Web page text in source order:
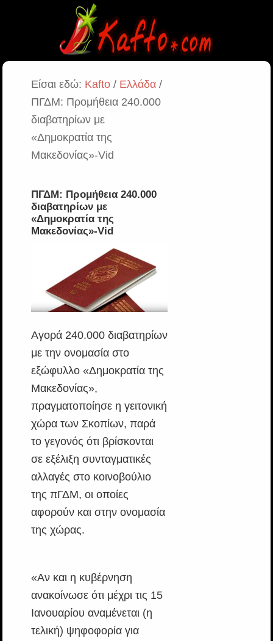
Είσαι εδώ: Kafto/ Ελλάδα/
ΠΓΔΜ: Προμήθεια 240.000
διαβατηρίων με
«Δημοκρατία της
Μακεδονίας»-Vid
ΠΓΔΜ: Προμήθεια 240.000
διαβατηρίων με
«Δημοκρατία της
Μακεδονίας»-Vid
Αγορά 240.000 διαβατηρίων
με την ονομασία στο
εξώφυλλο «Δημοκρατία της
Μακεδονίας»,
πραγματοποίησε η γειτονική
χώρα των Σκοπίων, παρά
το γεγονός ότι βρίσκονται
σε εξέλιξη συνταγματικές
αλλαγές στο κοινοβούλιο
της πΓΔΜ, οι οποίες
αφορούν και στην ονομασία
της χώρας.
«Αν και η κυβέρνηση
ανακοίνωσε ότι μέχρι τις 15
Ιανουαρίου αναμένεται (η
τελική) ψηφοφορία για